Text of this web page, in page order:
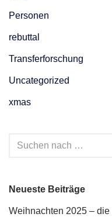
Personen
rebuttal
Transferforschung
Uncategorized
xmas
Neueste Beiträge
Weihnachten 2025 –